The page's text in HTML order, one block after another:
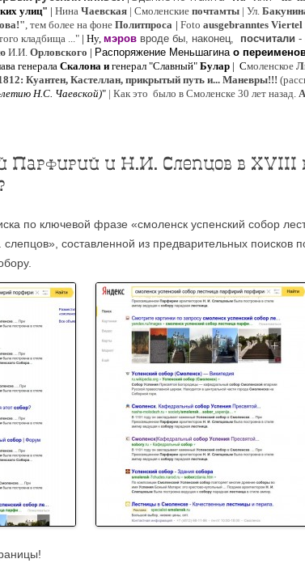
улиц" | Нина Чаевская | Смоленские почтамты | Ул.
, тем более на фоне Политпроса | Foto ausgebranntes Viertel
кладбища ..." | Ну, мэров вроде бы, наконец, посчитали -
И.И. Орловского | Распоряжение Меньшагина о
генерала Скалона и генерал "Славный" Булар | Смоленское
Куантен, Кастеллан, прикрытый путь и... Маневры!!!
Н.С. Чаевской)" | Как это было в Смоленске 30 лет назад.
Парфирий и Н.И. Слепцов в XVIII
по ключевой фразе «смоленск успенский собор
составленной из предварительных поисков